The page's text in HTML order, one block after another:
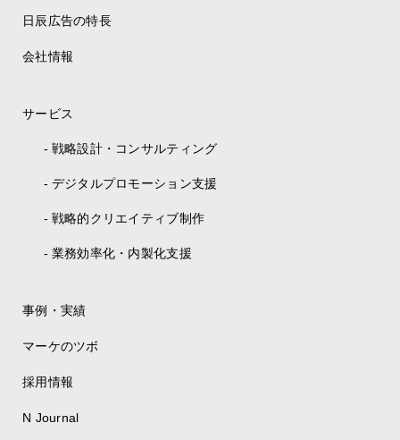
日辰広告の特長
会社情報
サービス
戦略設計・コンサルティング
デジタルプロモーション支援
戦略的クリエイティブ制作
業務効率化・内製化支援
事例・実績
マーケのツボ
採用情報
N Journal